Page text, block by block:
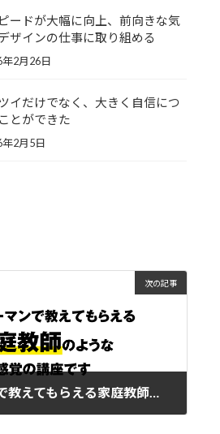
ードが大幅に向上、前向きな気
ザインの仕事に取り組める
年2月26日
イだけでなく、大きく自信につ
とができた
年2月5日
次の記事
マンツーマンで教えてもらえる家庭教師のような感覚の講座です